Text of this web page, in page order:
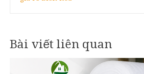
Bài viết liên quan